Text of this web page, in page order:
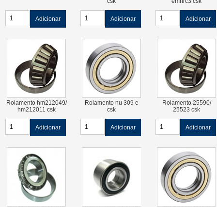
Adicionar Adicionar Adicionar
Rolamento hm212049/
hm212011 csk
Adicionar
Rolamento nu 309 e
csk
Adicionar
Rolamento 25590/
25523 csk
Adicionar